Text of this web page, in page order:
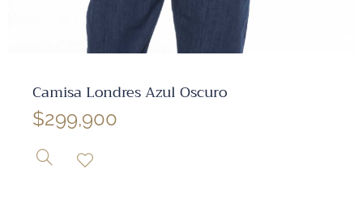
Camisa Londres Azul Oscuro
$299,900